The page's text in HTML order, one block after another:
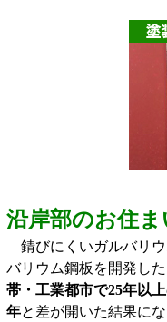
沿岸部のお住
錆びにくいガルバリウ
バリウム鋼板を開発し
帯・工業都市で25年以
年と差が開いた結果にな